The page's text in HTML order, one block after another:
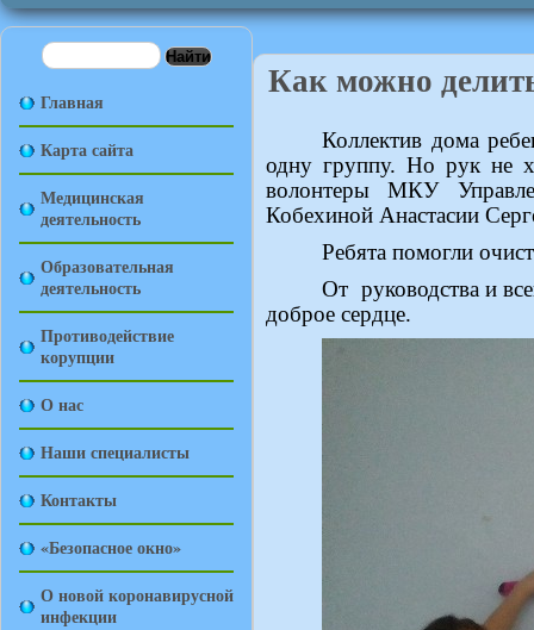
Главная
Карта сайта
Медицинская
деятельность
Образовательная
деятельность
Противодействие
корупции
О нас
Наши специалисты
Контакты
«Безопасное окно»
О новой коронавирусной
инфекции
Как можно
Коллектив дома
одну группу. Но рук не
волонтеры МКУ
Кобехиной Анастасии
Ребята помогли
От руководства и
доброе сердце.